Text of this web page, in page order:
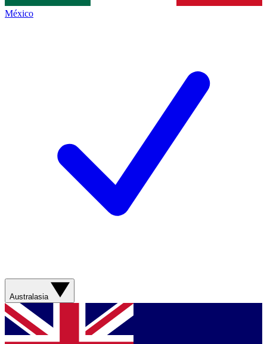
México
Australasia